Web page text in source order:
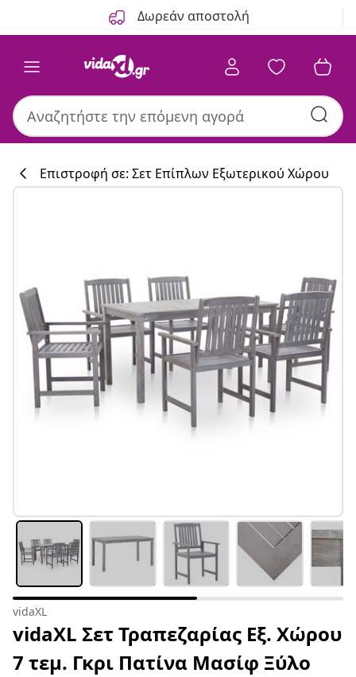
Δωρεάν αποστολή
#sharemevidaxl
Επιστροφή σε: Σετ Επίπλων Εξωτερικού Χώρου
vidaXL
vidaXL Σετ Τραπεζαρίας Εξ. Χώρου
7 τεμ. Γκρι Πατίνα Μασίφ Ξύλο